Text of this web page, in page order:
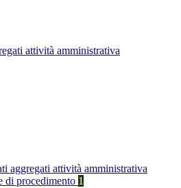
attività amministrativa
aggregati attività amministrativa
di procedimento 1